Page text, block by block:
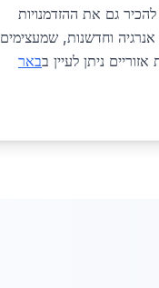
גם את ההזדמנויות
וחדשנות, שמעצימים
ניתן לעיין בבאר